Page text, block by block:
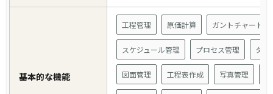
基本的な機能
工程管理 原価計算 ガントチャート
スケジュール管理 プロセス管理 タス
図面管理 工程表作成 写真管理